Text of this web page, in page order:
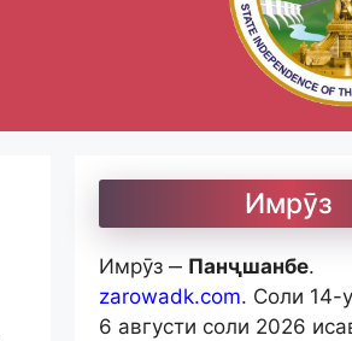
Имрӯз
Имрӯз ‒ Панҷшанбе.
zarowadk.com. Соли 14-
6 августи соли 2026